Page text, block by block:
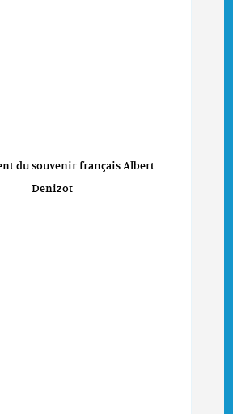
du souvenir français Albert
Denizot